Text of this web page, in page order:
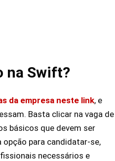
na Swift?
da empresa neste link, e
Basta clicar na vaga de
básicos que devem ser
para candidatar-se,
necessários e